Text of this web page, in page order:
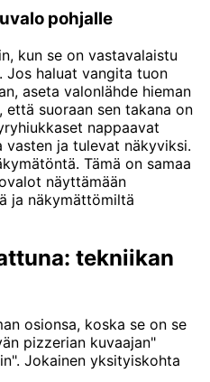
pohjalle
kun se on vastavalaistu
Jos haluat vangita tuon
aseta valonlähde hieman
että suoraan sen takana on
nappaavat
vasten ja tulevat näkyviksi.
Tämä on samaa
näyttämään
ja näkymättömiltä
tekniikan
osionsa, koska se on se
pizzerian kuvaajan"
Jokainen yksityiskohta